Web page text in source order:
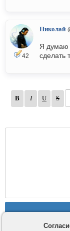
42
Николай
Я думаю
сделать